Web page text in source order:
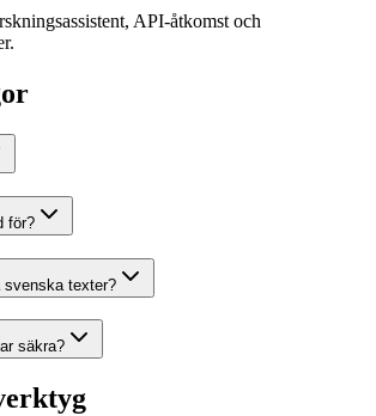
API-åtkomst och
för?
svenska texter?
säkra?